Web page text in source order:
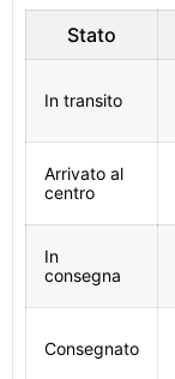
Stato
In transito
Arrivato al
centro
In
consegna
Consegnato